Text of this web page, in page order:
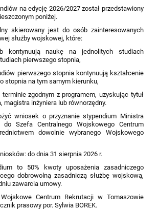
na edycję 2026/2027 został przedstawiony
poniżej.
skierowany jest do osób zainteresowanych
służby wojskowej, które:
kontynuują naukę na jednolitych studiach
pierwszego stopnia,
pierwszego stopnia kontynuują kształcenie
stopnia na tym samym kierunku,
zgodnym z programem, uzyskując tytuł
magistra inżyniera lub równorzędny.
wniosek o przyznanie stypendium Ministra
do Szefa Centralnego Wojskowego Centrum
dowolnie wybranego Wojskowego
do dnia 31 sierpnia 2026 r.
to 50% kwoty uposażenia zasadniczego
dobrowolną zasadniczą służbę wojskową,
zawarcia umowy.
Centrum Rekrutacji w Tomaszowie
prasowy por. Sylwia BOREK.